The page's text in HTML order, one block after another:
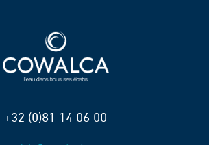
+32 (0)81 14 06 00